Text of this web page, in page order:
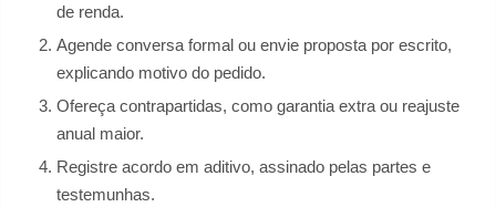
de renda.
Agende conversa formal ou envie proposta por escrito,
explicando motivo do pedido.
Ofereça contrapartidas, como garantia extra ou reajuste
anual maior.
Registre acordo em aditivo, assinado pelas partes e
testemunhas.